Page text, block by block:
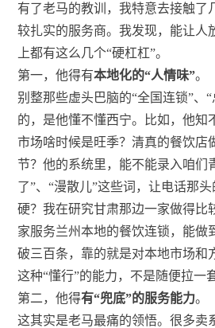
有了老马的教训，我特意去接触了
较扎实的服务商。我发现，能让人
上都有这么几个“硬杠杠”。
第一，他得有本地化的“人情味”。
别整那些虚头巴脑的“全国连锁”、
的，是他懂不懂西宁。比如，他知
市场啥时候是旺季？清真的餐饮店
节？他的系统里，能不能录入咱们
了”、“漫散儿”这些词，让电话那
硬？我在研究甘肃那边一家做得比
家服务兰州本地的餐饮连锁，能做
破三百条，靠的就是对本地市场和
这种“懂行”的能力，不是随便拉一
第二，他得有“兜底”的服务能力。
这其实是老马最痛的领悟。很多卖